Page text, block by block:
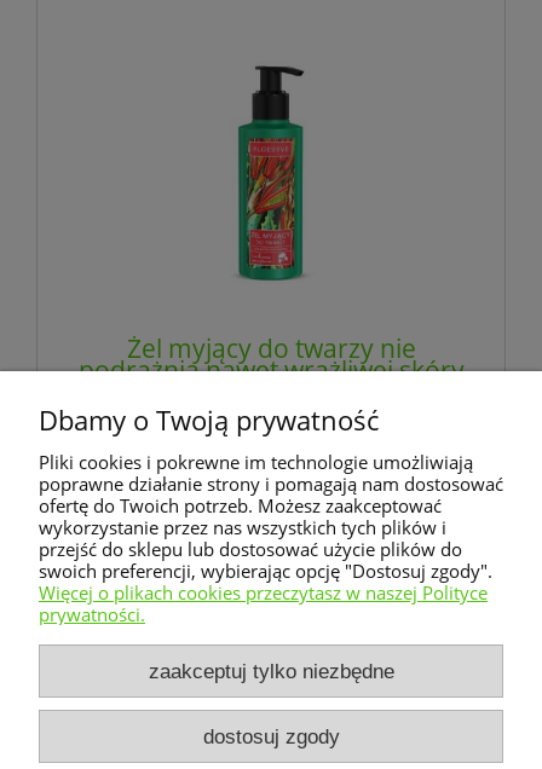
Żel myjący do twarzy nie
podrażnia nawet wrażliwej skóry
29,00 zł
zawiera 23% VAT, bez kosztów dostawy
powiadom o dostępności
Warunki zakupów
Moje konto
Dbamy o Twoją prywatność
Pliki cookies i pokrewne im technologie umożliwiają
poprawne działanie strony i pomagają nam dostosować
ofertę do Twoich potrzeb. Możesz zaakceptować
wykorzystanie przez nas wszystkich tych plików i
przejść do sklepu lub dostosować użycie plików do
swoich preferencji, wybierając opcję "Dostosuj zgody".
Więcej o plikach cookies przeczytasz w naszej Polityce
prywatności.
zaakceptuj tylko niezbędne
dostosuj zgody